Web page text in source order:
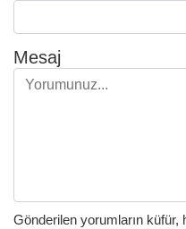
Mesaj
Gönderilen yorumların